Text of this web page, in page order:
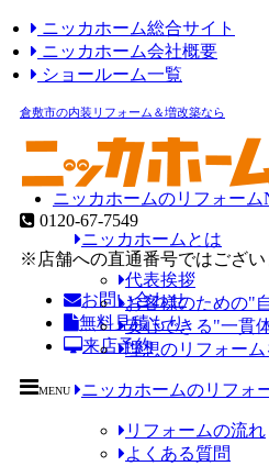
ニッカホーム総合サイト
ニッカホーム会社概要
ショールーム一覧
倉敷市の内装リフォーム＆増改築なら
0120-67-7549
※店舗への直通番号ではござい
お問い合わせ
無料見積もり
来店予約
MENU
ニッカホームのリフォーム
ニッカホームとは
代表挨拶
お客様のための"
安心できる"一貫
理想のリフォー
ニッカホームのリフォ
リフォームの流れ
よくある質問